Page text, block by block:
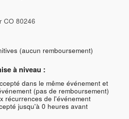
CO 80246
(aucun remboursement)
à niveau :
dans le même événement et
(pas de remboursement)
récurrences de l'événement
jusqu'à 0 heures avant